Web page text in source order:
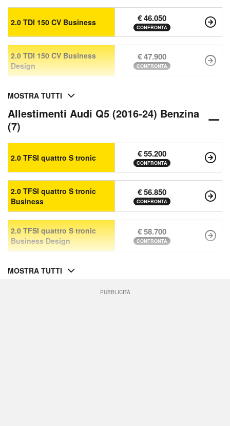
2.0 TDI 150 CV Business € 46.050
CONFRONTA
2.0 TDI 150 CV Business
Design
€ 47.900
CONFRONTA
MOSTRA TUTTI
Allestimenti Audi Q5 (2016-24) Benzina
(7)
2.0 TFSI quattro S tronic € 55.200
CONFRONTA
2.0 TFSI quattro S tronic
Business
€ 56.850
CONFRONTA
2.0 TFSI quattro S tronic
Business Design
€ 58.700
CONFRONTA
MOSTRA TUTTI
PUBBLICITÀ